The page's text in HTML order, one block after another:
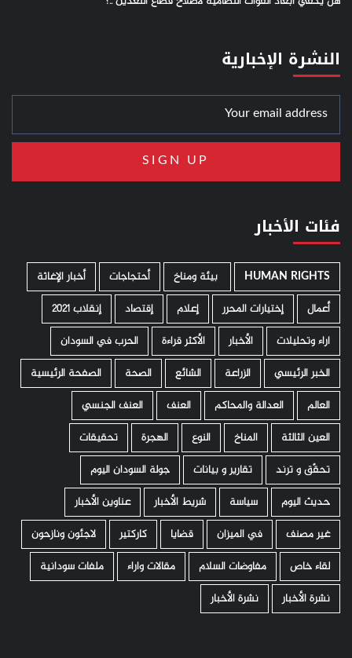
النشرة الإخبارية
فئات الأخبار
HUMAN RIGHTS ­ بيئة ومناخ أحتجاجات
أخبار الإغاثة
أعمال
إختيارات المحرر إعلام إقتصاد
إنقلاب 2021
اراء وتحليلات
الأخبار الأكثر قراءة
الحرب في السودان
الخبر الرئيسي
الزراعة الشائع الصحة
الصفحة الرئيسية
العالم
العدالة والمحاكم العنف
العنف الجنسي
العين الثالثة
المناخ النوع الهجرة
تحقيقات
تحقّق و ترند
تقارير و بيانات
جولة السودان اليوم
حديث اليوم
سياسة شريط الأخبار
عناوين الأخبار
غير مصنف
في الميزان قضايا كاركتير
لاجئون ونازحون
لقاء خاص
مفاوضات السلام مقالات واراء
ملفات سودانية
نشرة الأخبار
نشرة الأخبار